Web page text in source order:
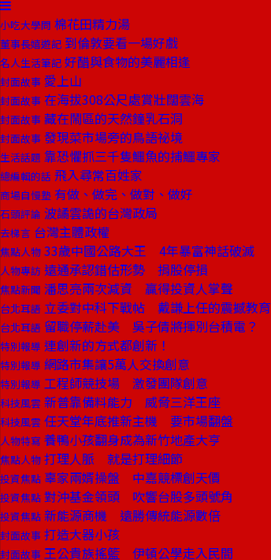
小吃大學問 棉花田精力湯
董事長嬉遊記 到倫敦要看一場好戲
名人生活筆記 好醋與食物的美麗相逢
封面故事 愛上山
封面故事 在海拔308公尺處賞壯闊雲海
封面故事 藏在鬧區的天然鐘乳石洞
封面故事 發現菜市場旁的鳥語祕境
生活話題 靠恐懼抓三千隻鱷魚的捕鱷專家
總編輯的話 飛入尋常百姓家
商場自慢塾 有做、做完、做對、做好
石頭評論 波譎雲詭的台灣政局
去梯言 台灣主體政權
焦點人物 33歲中國公路大王 4年暴富神話破滅
人物專訪 遠通承認錯估形勢 捐股停損
焦點新聞 潘思亮兩次減資 贏得投資人掌聲
台北耳語 立委對中科下戰帖 戴謙上任的震撼教育
台北耳語 留職停薪赴美 吳子倩將揮別台積電？
特別報導 連創新的方式都創新！
特別報導 網路市集讓5萬人交換創意
特別報導 工程師競技場 激發團隊創意
科技風雲 新普靠備料能力 威脅三洋王座
科技風雲 任天堂年底推新主機 要市場翻盤
人物特寫 養鴨小孩翻身成為新竹地產大亨
焦點人物 打理人脈 就是打理細節
投資焦點 辜家兩婿操盤 中嘉競標創天價
投資焦點 對沖基金領頭 吹響台股多頭號角
投資焦點 新能源商機 遠勝傳統能源數倍
封面故事 打造大器小孩
封面故事 王公貴族搖籃 伊頓公學走入民間